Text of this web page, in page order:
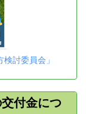
討委員会」
付金につ